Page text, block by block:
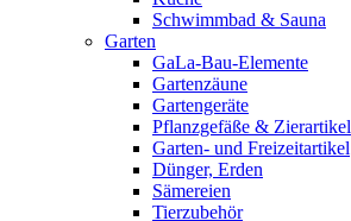
Schwimmbad & Sauna
Garten
GaLa-Bau-Elemente
Gartenzäune
Gartengeräte
Pflanzgefäße & Zierartikel
Garten- und Freizeitartikel
Dünger, Erden
Sämereien
Tierzubehör